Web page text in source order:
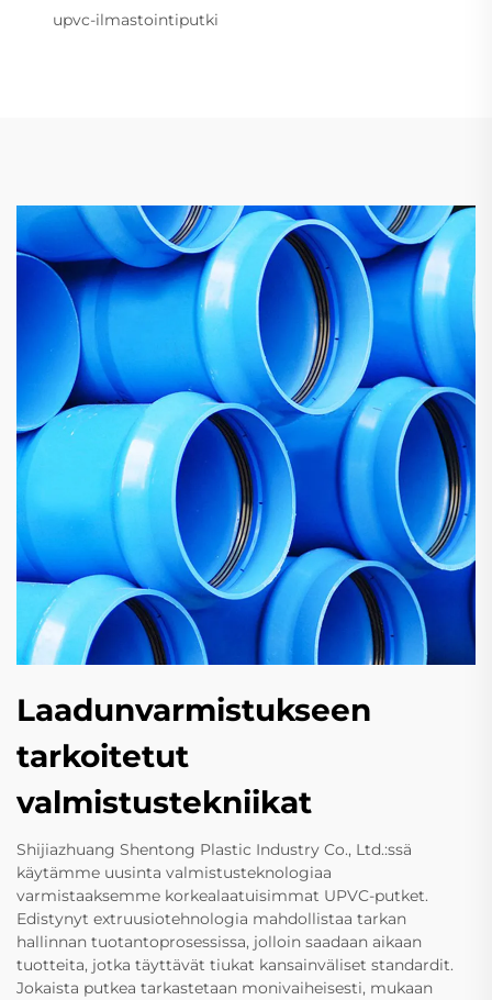
upvc-ilmastointiputki
Laadunvarmistukseen
tarkoitetut
valmistustekniikat
Shijiazhuang Shentong Plastic Industry Co., Ltd.:ssä
käytämme uusinta valmistusteknologiaa
varmistaaksemme korkealaatuisimmat UPVC-putket.
Edistynyt extruusiotehnologia mahdollistaa tarkan
hallinnan tuotantoprosessissa, jolloin saadaan aikaan
tuotteita, jotka täyttävät tiukat kansainväliset standardit.
Jokaista putkea tarkastetaan monivaiheisesti, mukaan